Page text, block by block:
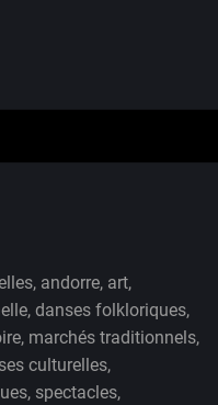
, andorre, art,
, danses folkloriques,
, marchés traditionnels,
culturelles,
, spectacles,